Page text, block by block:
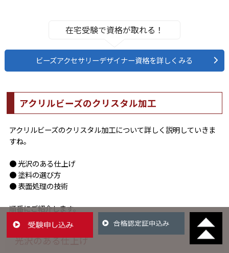
在宅受験で資格が取れる！
ビーズアクセサリーデザイナー資格を詳しくみる
アクリルビーズのクリスタル加工
アクリルビーズのクリスタル加工について詳しく説明していきま
すね。
● 光沢のある仕上げ
● 塗料の選び方
● 表面処理の技術
順番にご紹介します。
光沢のある仕上げ